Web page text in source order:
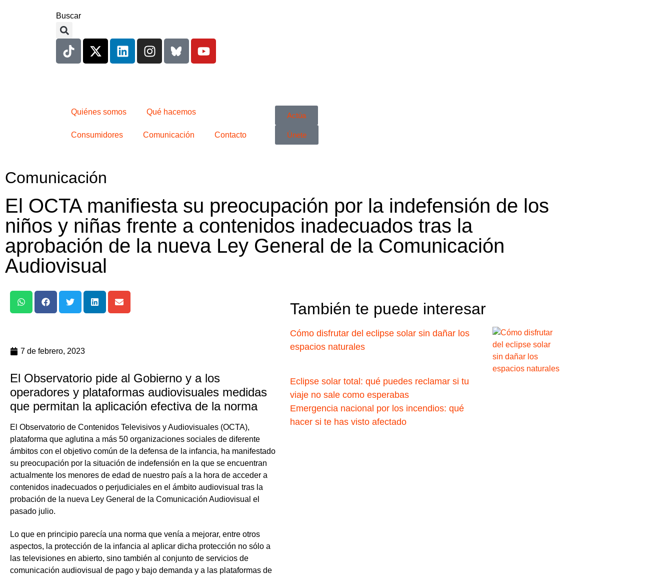
Buscar
Quiénes somos Qué hacemos
Consumidores Comunicación Contacto
Actúa
Únete
Comunicación
El OCTA manifiesta su preocupación por la indefensión de los
niños y niñas frente a contenidos inadecuados tras la
aprobación de la nueva Ley General de la Comunicación
Audiovisual
7 de febrero, 2023
El Observatorio pide al Gobierno y a los
operadores y plataformas audiovisuales medidas
que permitan la aplicación efectiva de la norma
El Observatorio de Contenidos Televisivos y Audiovisuales (OCTA),
plataforma que aglutina a más 50 organizaciones sociales de diferente
ámbitos con el objetivo común de la defensa de la infancia, ha manifestado
su preocupación por la situación de indefensión en la que se encuentran
actualmente los menores de edad de nuestro país a la hora de acceder a
contenidos inadecuados o perjudiciales en el ámbito audiovisual tras la
probación de la nueva Ley General de la Comunicación Audiovisual el
pasado julio.
Lo que en principio parecía una norma que venía a mejorar, entre otros
aspectos, la protección de la infancia al aplicar dicha protección no sólo a
las televisiones en abierto, sino también al conjunto de servicios de
comunicación audiovisual de pago y bajo demanda y a las plataformas de
También te puede interesar
Cómo disfrutar del eclipse solar sin dañar los
espacios naturales
Eclipse solar total: qué puedes reclamar si tu
viaje no sale como esperabas
Emergencia nacional por los incendios: qué
hacer si te has visto afectado